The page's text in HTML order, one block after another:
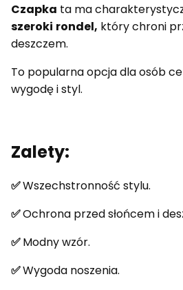
Czapka ta ma
szeroki rondel, który chroni
deszczem.
To popularna opcja dla osób
wygodę i styl.
Zalety:
✅Wszechstronność stylu.
✅Ochrona przed słońcem i
✅Modny wzór.
✅Wygoda noszenia.